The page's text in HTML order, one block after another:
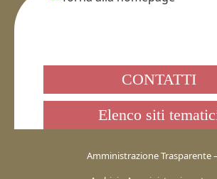
CONTATTI
Elenco siti
Amministrazione Trasparente